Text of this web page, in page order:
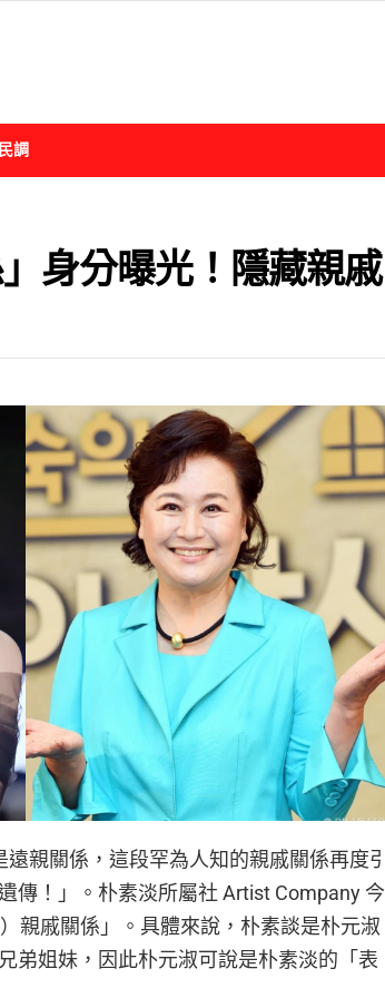
民調
身分曝光！隱藏親戚
親關係，這段罕為人知的親戚關係再度引
傳！」。朴素淡所屬社 Artist Company 今
親戚關係」。具體來說，朴素談是朴元淑
弟姐妹，因此朴元淑可說是朴素淡的「表